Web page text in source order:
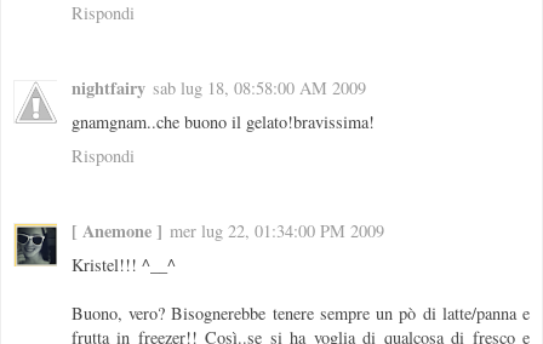
Rispondi
nightfairy sab lug 18, 08:58:00 AM 2009
gnamgnam..che buono il gelato!bravissima!
Rispondi
[ Anemone ] mer lug 22, 01:34:00 PM 2009
Kristel!!! ^__^
Buono, vero? Bisognerebbe tenere sempre un pò di latte/panna e
frutta in freezer!! Così..se si ha voglia di qualcosa di fresco e